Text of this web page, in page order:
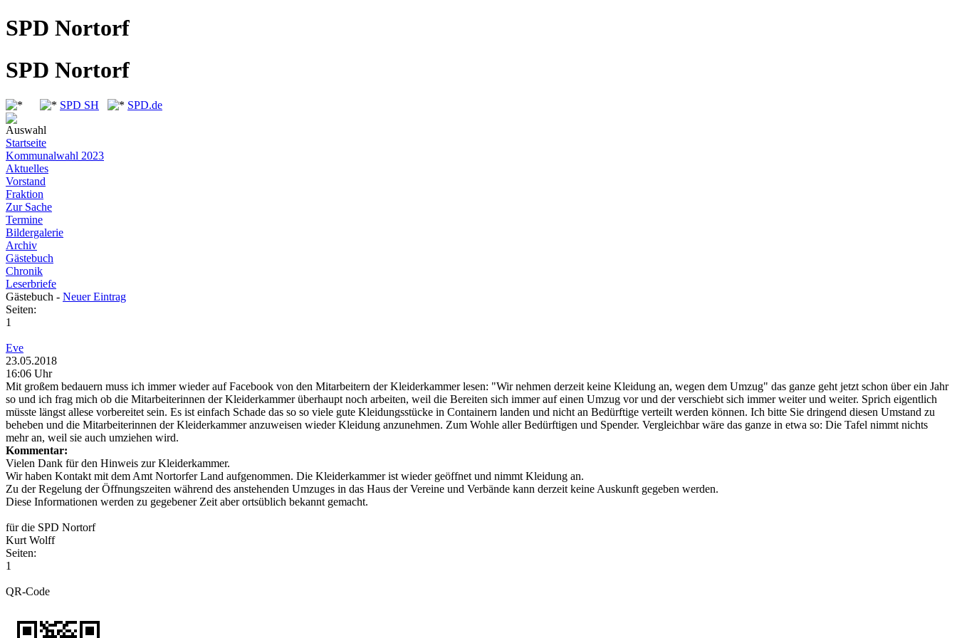
SPD Nortorf
SPD Nortorf
SPD SH SPD.de
Auswahl
Startseite
Kommunalwahl 2023
Aktuelles
Vorstand
Fraktion
Zur Sache
Termine
Bildergalerie
Archiv
Gästebuch
Chronik
Leserbriefe
Gästebuch - Neuer Eintrag
Seiten:
1
Eve
23.05.2018
16:06 Uhr
Mit großem bedauern muss ich immer wieder auf Facebook von den Mitarbeitern der Kleiderkammer lesen: "Wir nehmen derzeit keine Kleidung an, wegen dem Umzug" das ganze geht jetzt schon über ein Jahr
so und ich frag mich ob die Mitarbeiterinnen der Kleiderkammer überhaupt noch arbeiten, weil die Bereiten sich immer auf einen Umzug vor und der verschiebt sich immer weiter und weiter. Sprich eigentlich
müsste längst allese vorbereitet sein. Es ist einfach Schade das so so viele gute Kleidungsstücke in Containern landen und nicht an Bedürftige verteilt werden können. Ich bitte Sie dringend diesen Umstand zu
beheben und die Mitarbeiterinnen der Kleiderkammer anzuweisen wieder Kleidung anzunehmen. Zum Wohle aller Bedürftigen und Spender. Vergleichbar wäre das ganze in etwa so: Die Tafel nimmt nichts
mehr an, weil sie auch umziehen wird.
Kommentar:
Vielen Dank für den Hinweis zur Kleiderkammer.
Wir haben Kontakt mit dem Amt Nortorfer Land aufgenommen. Die Kleiderkammer ist wieder geöffnet und nimmt Kleidung an.
Zu der Regelung der Öffnungszeiten während des anstehenden Umzuges in das Haus der Vereine und Verbände kann derzeit keine Auskunft gegeben werden.
Diese Informationen werden zu gegebener Zeit aber ortsüblich bekannt gemacht.
für die SPD Nortorf
Kurt Wolff
Seiten:
1
QR-Code